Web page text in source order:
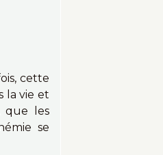
cette
la vie et
que les
se